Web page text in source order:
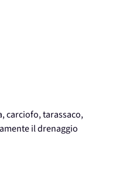
carciofo, tarassaco,
il drenaggio